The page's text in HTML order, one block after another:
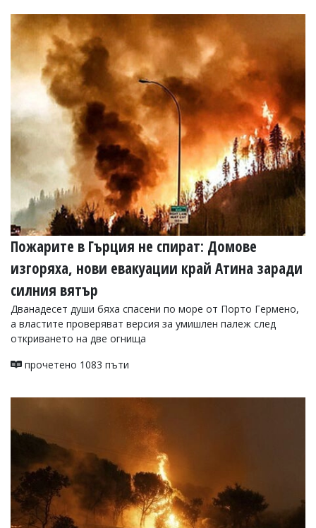
Пожарите в Гърция не спират: Домове
изгоряха, нови евакуации край Атина заради
силния вятър
Дванадесет души бяха спасени по море от Порто Гермено,
а властите проверяват версия за умишлен палеж след
откриването на две огнища
прочетено 1083 пъти